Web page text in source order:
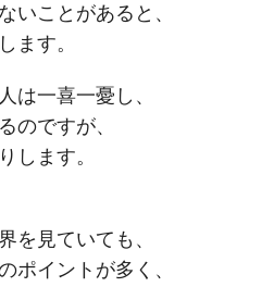
いことがあると、
ます。
は一喜一憂し、
のですが、
します。
を見ていても、
ポイントが多く、